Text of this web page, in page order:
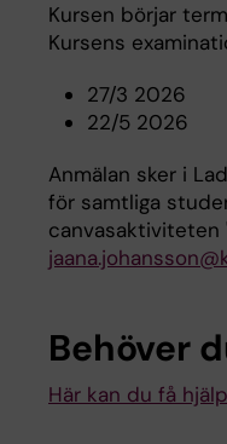
Kursen börjar
Kursens
27/3 2026
22/5 2026
Anmälan sker i
för samtliga
canvasaktiviteten
Behöver
Här kan du få hjälp